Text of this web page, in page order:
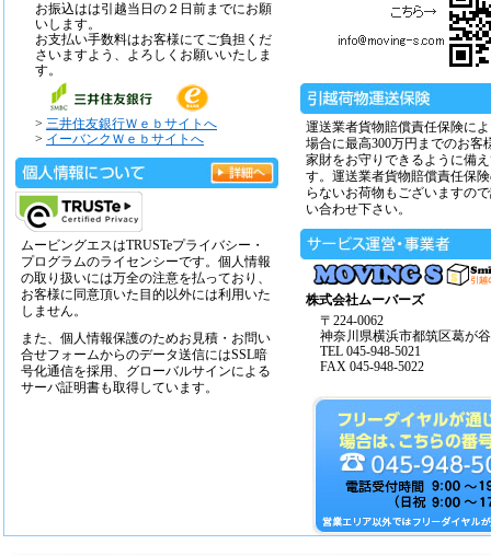
お振込はは引越当日の２日前までにお願
いします。
お支払い手数料はお客様にてご負担くだ
さいますよう、よろしくお願いいたしま
す。
> 三井住友銀行Ｗｅｂサイトへ
> イーバンクＷｅｂサイトへ
ムービングエスはTRUSTeプライバシー・
プログラムのライセンシーです。個人情報
の取り扱いには万全の注意を払っており、
お客様に同意頂いた目的以外には利用いた
しません。
また、個人情報保護のためお見積・お問い
合せフォームからのデータ送信にはSSL暗
号化通信を採用、グローバルサインによる
サーバ証明書も取得しています。
運送業者貨物賠償責任保険に
場合に最高300万円までのお客
家財をお守りできるように備
す。運送業者貨物賠償責任保
らないお荷物もございますの
い合わせ下さい。
株式会社ムーバーズ
〒224-0062
神奈川県横浜市都筑区葛が
TEL 045-948-5021
FAX 045-948-5022